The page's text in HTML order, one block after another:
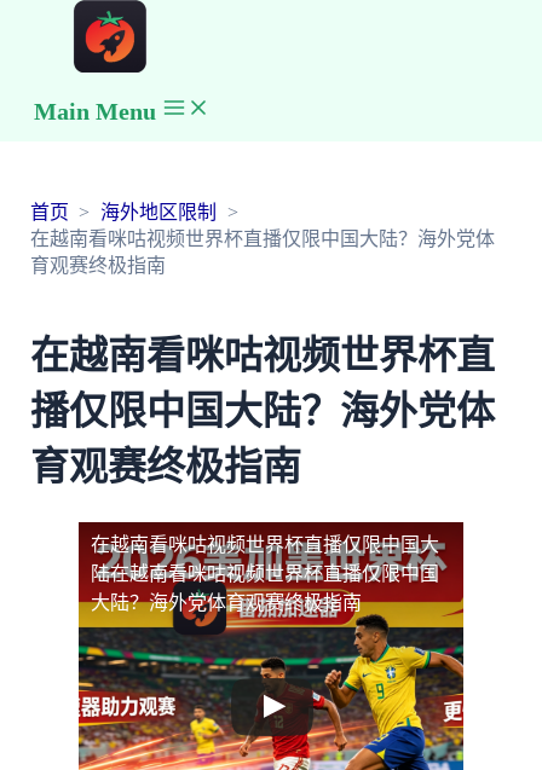
Main Menu
首页
海外地区限制
在越南看咪咕视频世界杯直播仅限中国大陆？海外党体
育观赛终极指南
在越南看咪咕视频世界杯直
播仅限中国大陆？海外党体
育观赛终极指南
在越南看咪咕视频世界杯直播仅限中国大
陆在越南看咪咕视频世界杯直播仅限中国
大陆？海外党体育观赛终极指南